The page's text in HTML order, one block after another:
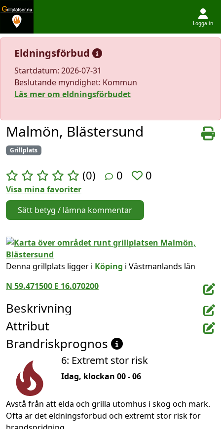
Hoppa till innehållet
Logga in
Eldningsförbud
Startdatum: 2026-07-31
Beslutande myndighet: Kommun
Läs mer om eldningsförbudet
Malmön, Blästersund
Grillplats
(0) 0 0
Visa mina favoriter
Sätt betyg / lämna kommentar
Denna grillplats ligger i Köping i Västmanlands län
N 59.471500 E 16.070200
Beskrivning
Attribut
Brandriskprognos
6: Extremt stor risk
Idag, klockan 00 - 06
Avstå från att elda och grilla utomhus i skog och mark.
Ofta är det eldningsförbud och extremt stor risk för